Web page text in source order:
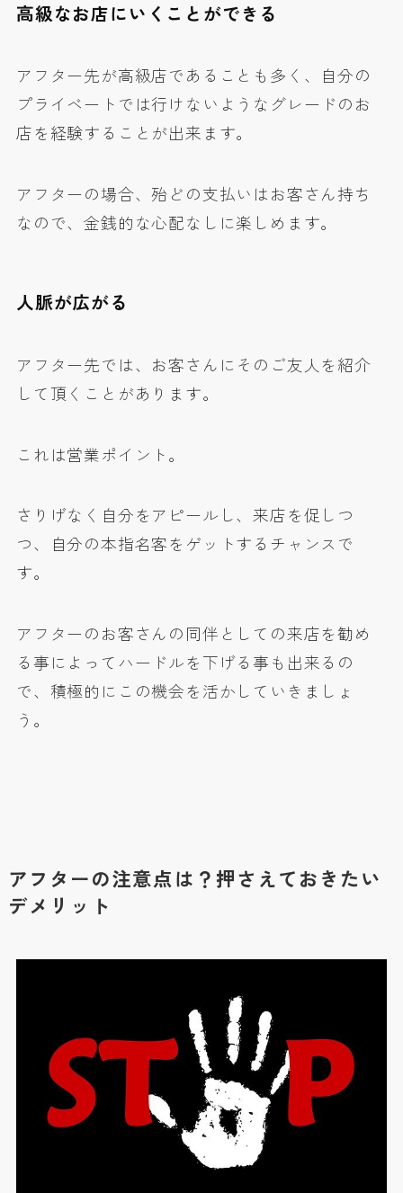
高級なお店にいくことができる
アフター先が高級店であることも多く、自分の
プライベートでは行けないようなグレードのお
店を経験することが出来ます。
アフターの場合、殆どの支払いはお客さん持ち
なので、金銭的な心配なしに楽しめます。
人脈が広がる
アフター先では、お客さんにそのご友人を紹介
して頂くことがあります。
これは営業ポイント。
さりげなく自分をアピールし、来店を促しつ
つ、自分の本指名客をゲットするチャンスで
す。
アフターのお客さんの同伴としての来店を勧め
る事によってハードルを下げる事も出来るの
で、積極的にこの機会を活かしていきましょ
う。
アフターの注意点は？押さえておきたい
デメリット